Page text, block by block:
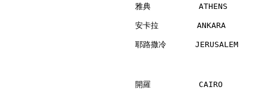
雅典          ATHENS
安卡拉        ANKARA
耶路撒冷
開羅          CAIRO